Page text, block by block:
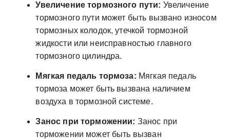
Увеличение тормозного пути: Увеличение
тормозного пути может быть вызвано износом
тормозных колодок, утечкой тормозной
жидкости или неисправностью главного
тормозного цилиндра.
Мягкая педаль тормоза: Мягкая педаль
тормоза может быть вызвана наличием
воздуха в тормозной системе.
Занос при торможении: Занос при
торможении может быть вызван